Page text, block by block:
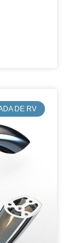
DE RV